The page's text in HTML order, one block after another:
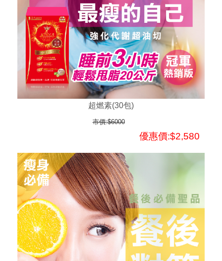
超燃素(30包)
市價:$6000
優惠價:$2,580